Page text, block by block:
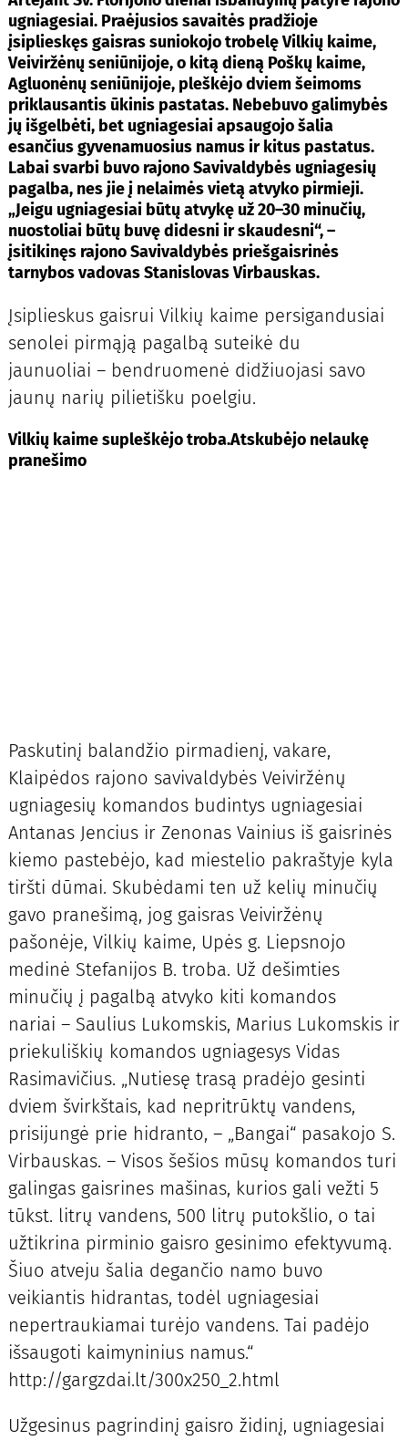
ugniagesiai. Praėjusios savaitės pradžioje
įsiplieskęs gaisras suniokojo trobelę Vilkių kaime,
Veiviržėnų seniūnijoje, o kitą dieną Poškų kaime,
Agluonėnų seniūnijoje, pleškėjo dviem šeimoms
priklausantis ūkinis pastatas. Nebebuvo galimybės
jų išgelbėti, bet ugniagesiai apsaugojo šalia
esančius gyvenamuosius namus ir kitus pastatus.
Labai svarbi buvo rajono Savivaldybės ugniagesių
pagalba, nes jie į nelaimės vietą atvyko pirmieji.
„Jeigu ugniagesiai būtų atvykę už 20–30 minučių,
nuostoliai būtų buvę didesni ir skaudesni“, –
įsitikinęs rajono Savivaldybės priešgaisrinės
tarnybos vadovas Stanislovas Virbauskas.
Įsiplieskus gaisrui Vilkių kaime persigandusiai
senolei pirmąją pagalbą suteikė du
jaunuoliai – bendruomenė didžiuojasi savo
jaunų narių pilietišku poelgiu.
Vilkių kaime supleškėjo troba.Atskubėjo nelaukę
pranešimo
Paskutinį balandžio pirmadienį, vakare,
Klaipėdos rajono savivaldybės Veiviržėnų
ugniagesių komandos budintys ugniagesiai
Antanas Jencius ir Zenonas Vainius iš gaisrinės
kiemo pastebėjo, kad miestelio pakraštyje kyla
tiršti dūmai. Skubėdami ten už kelių minučių
gavo pranešimą, jog gaisras Veiviržėnų
pašonėje, Vilkių kaime, Upės g. Liepsnojo
medinė Stefanijos B. troba. Už dešimties
minučių į pagalbą atvyko kiti komandos
nariai – Saulius Lukomskis, Marius Lukomskis ir
priekuliškių komandos ugniagesys Vidas
Rasimavičius. „Nutiesę trasą pradėjo gesinti
dviem švirkštais, kad nepritrūktų vandens,
prisijungė prie hidranto, – „Bangai“ pasakojo S.
Virbauskas. – Visos šešios mūsų komandos turi
galingas gaisrines mašinas, kurios gali vežti 5
tūkst. litrų vandens, 500 litrų putokšlio, o tai
užtikrina pirminio gaisro gesinimo efektyvumą.
Šiuo atveju šalia degančio namo buvo
veikiantis hidrantas, todėl ugniagesiai
nepertraukiamai turėjo vandens. Tai padėjo
išsaugoti kaimyninius namus.“
http://gargzdai.lt/300x250_2.html
Užgesinus pagrindinį gaisro židinį, ugniagesiai